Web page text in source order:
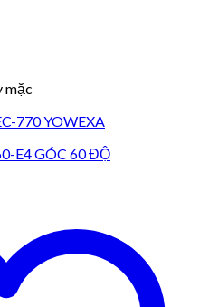
mặc
770 YOWEXA